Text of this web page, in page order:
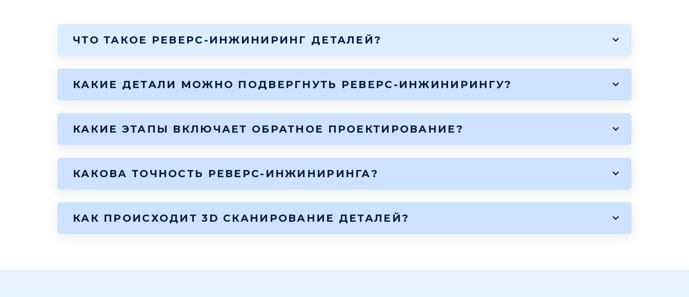
ЧТО ТАКОЕ РЕВЕРС-ИНЖИНИРИНГ ДЕТАЛЕЙ?
КАКИЕ ДЕТАЛИ МОЖНО ПОДВЕРГНУТЬ РЕВЕРС-ИНЖИНИРИНГУ?
КАКИЕ ЭТАПЫ ВКЛЮЧАЕТ ОБРАТНОЕ ПРОЕКТИРОВАНИЕ?
КАКОВА ТОЧНОСТЬ РЕВЕРС-ИНЖИНИРИНГА?
КАК ПРОИСХОДИТ 3D СКАНИРОВАНИЕ ДЕТАЛЕЙ?